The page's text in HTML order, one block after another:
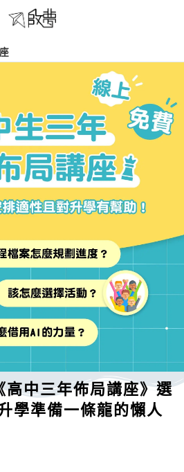
高中三年佈局講座》選
學準備一條龍的懶人